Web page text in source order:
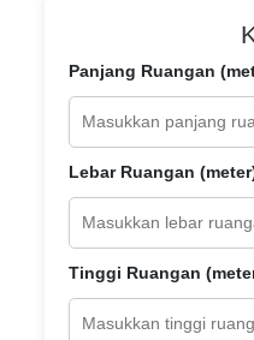
Panjang Ruangan
Lebar Ruangan
Tinggi Ruangan